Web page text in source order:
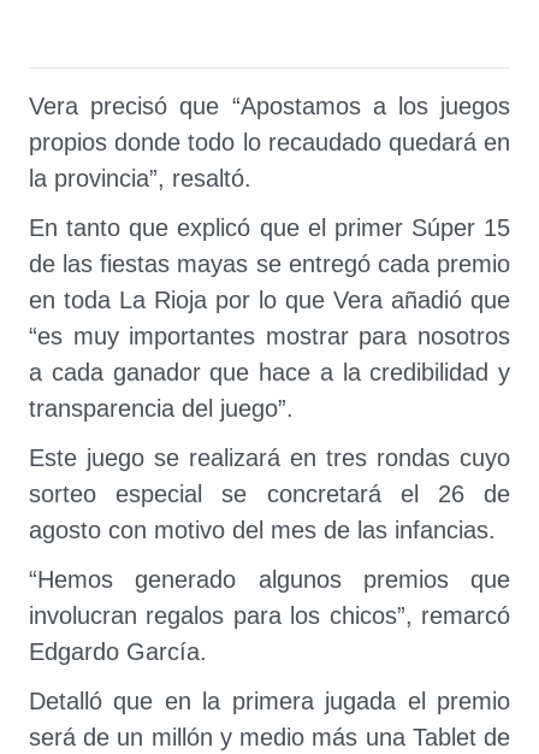
Vera precisó que “Apostamos a los juegos
propios donde todo lo recaudado quedará en
la provincia”, resaltó.
En tanto que explicó que el primer Súper 15
de las fiestas mayas se entregó cada premio
en toda La Rioja por lo que Vera añadió que
“es muy importantes mostrar para nosotros
a cada ganador que hace a la credibilidad y
transparencia del juego”.
Este juego se realizará en tres rondas cuyo
sorteo especial se concretará el 26 de
agosto con motivo del mes de las infancias.
“Hemos generado algunos premios que
involucran regalos para los chicos”, remarcó
Edgardo García.
Detalló que en la primera jugada el premio
será de un millón y medio más una Tablet de